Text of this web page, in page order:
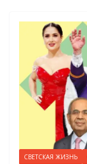
СВЕТСКАЯ ЖИЗНЬ